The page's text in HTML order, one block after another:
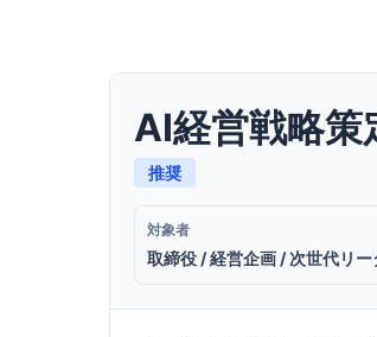
AI経営戦略策
推奨
対象者
取締役 / 経営企画 / 次世代リー